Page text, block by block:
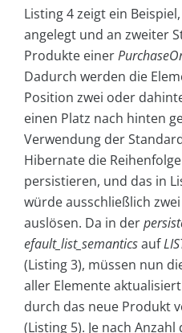
Listing 4 zeigt ein
angelegt und an zweiter
Produkte einer
Dadurch werden die
Position zwei oder
einen Platz nach hinten
Verwendung der
Hibernate die
persistieren, und das in
würde ausschließlich zwei
auslösen. Da in der
efault_list_semanticsauf
(Listing 3), müssen nun
aller Elemente
durch das neue Produkt
(Listing 5). Je nach